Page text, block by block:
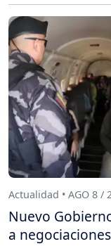
Actualidad • AGO 8 /
Nuevo
a